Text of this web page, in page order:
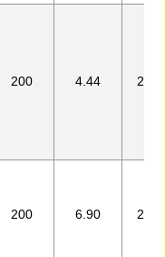
200 4.44 200
200 6.90 200